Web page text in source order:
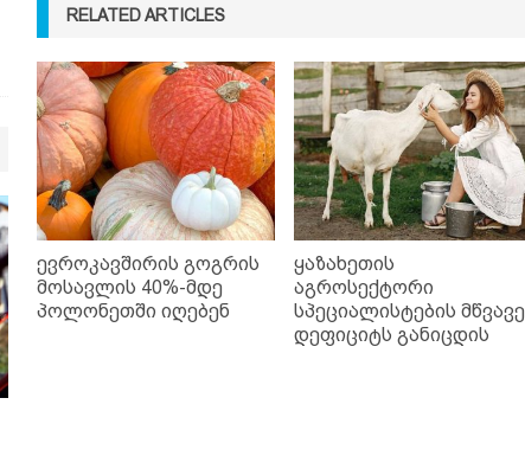
RELATED ARTICLES
ევროკავშირის გოგრის
მოსავლის 40%-მდე
პოლონეთში იღებენ
ყაზახეთის
აგროსექტორი
სპეციალისტების მწვავე
დეფიციტს განიცდის